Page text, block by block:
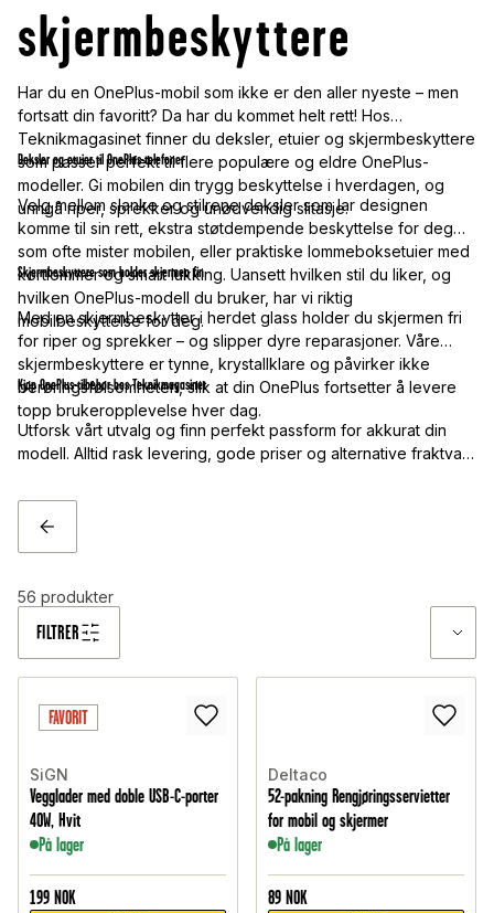
skjermbeskyttere
Har du en OnePlus-mobil som ikke er den aller nyeste – men
fortsatt din favoritt? Da har du kommet helt rett! Hos
Teknikmagasinet finner du deksler, etuier og skjermbeskyttere
som passer perfekt til flere populære og eldre OnePlus-
modeller. Gi mobilen din trygg beskyttelse i hverdagen, og
unngå riper, sprekker og unødvendig slitasje.
Deksler og etuier til OnePlus-telefoner
Velg mellom slanke og stilrene deksler som lar designen
komme til sin rett, ekstra støtdempende beskyttelse for deg
som ofte mister mobilen, eller praktiske lommeboksetuier med
kortlommer og smart lukking. Uansett hvilken stil du liker, og
hvilken OnePlus-modell du bruker, har vi riktig
mobilbeskyttelse for deg.
Skjermbeskyttere som holder skjermen fin
Med en skjermbeskytter i herdet glass holder du skjermen fri
for riper og sprekker – og slipper dyre reparasjoner. Våre
skjermbeskyttere er tynne, krystallklare og påvirker ikke
berøringsfølsomheten, slik at din OnePlus fortsetter å levere
topp brukeropplevelse hver dag.
Kjøp OnePlus-tilbehør hos Teknikmagasinet
Utforsk vårt utvalg og finn perfekt passform for akkurat din
modell. Alltid rask levering, gode priser og alternative fraktvalg
allerede i dag!
TILBAKE
FILTRER
56 produkter
FAVORIT
SiGN
Vegglader med doble USB-C-porter
40W, Hvit
På lager
199 NOK
Deltaco
52-pakning Rengjøringsservietter
for mobil og skjermer
På lager
89 NOK